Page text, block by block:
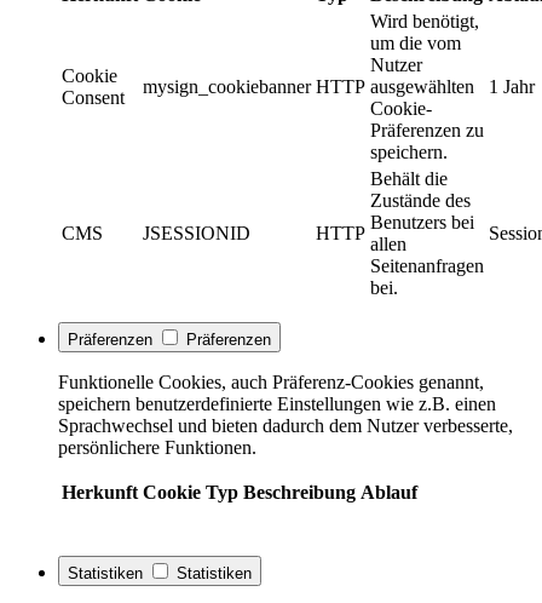
Cookie
Consent
mysign_cookiebanner HTTP
Wird benötigt,
um die vom
Nutzer
ausgewählten
Cookie-
Präferenzen zu
speichern.
1 Jahr
CMS JSESSIONID HTTP
Behält die
Zustände des
Benutzers bei
allen
Seitenanfragen
bei.
Präferenzen Präferenzen
Funktionelle Cookies, auch Präferenz-Cookies genannt,
speichern benutzerdefinierte Einstellungen wie z.B. einen
Sprachwechsel und bieten dadurch dem Nutzer verbesserte,
persönlichere Funktionen.
Herkunft Cookie Typ Beschreibung Ablauf
Statistiken Statistiken